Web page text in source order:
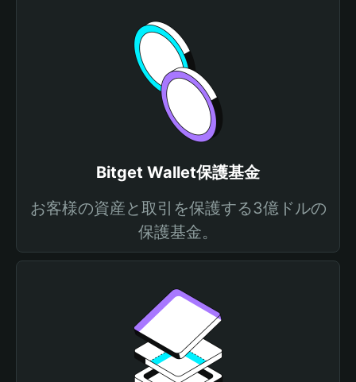
Bitget Wallet保護基金
お客様の資産と取引を保護する3億ドルの
保護基金。